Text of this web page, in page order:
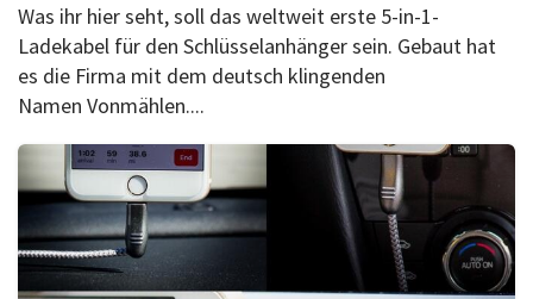
Was ihr hier seht, soll das weltweit erste 5-in-1-
Ladekabel für den Schlüsselanhänger sein. Gebaut hat
es die Firma mit dem deutsch klingenden
Namen Vonmählen....